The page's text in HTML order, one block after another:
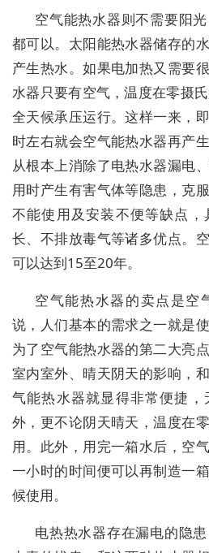
空气能热水器则不需要阳
都可以。太阳能热水器储存的
产生热水。如果电加热又需要
水器只要有空气，温度在零摄
全天候承压运行。这样一来，
时左右就会空气能热水器再产
从根本上消除了电热水器漏电
用时产生有害气体等隐患，克
不能使用及安装不便等缺点
长、不排放毒气等诸多优点。
可以达到15至20年。
空气能热水器的卖点是空
说，人们基本的需求之一就是
为了空气能热水器的第二大亮
室内室外、晴天阴天的影响，
气能热水器就显得非常便捷
外，更不论阴天晴天，温度在
用。此外，用完一箱水后，空
一小时的时间便可以再制造一
候使用。
电热热水器存在漏电的隐